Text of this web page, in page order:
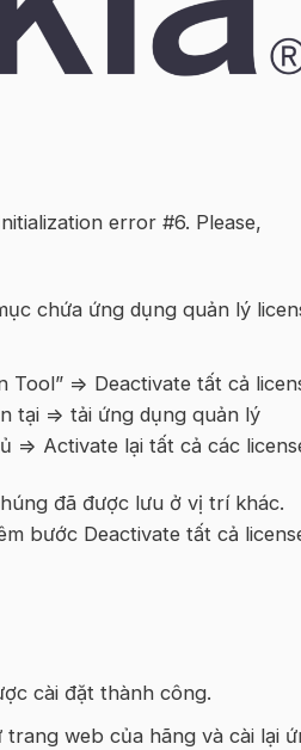
error #6. Please,
chứa ứng dụng quản lý
=> Deactivate tất cả
tại => tải ứng dụng quản lý
=> Activate lại tất cả các
đã được lưu ở vị trí khác.
bước Deactivate tất cả
cài đặt thành công.
web của hãng và cài lại